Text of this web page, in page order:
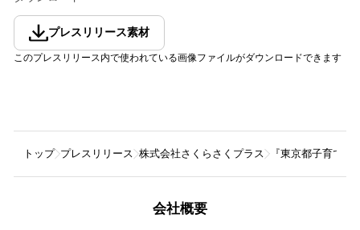
プレスリリース素材
このプレスリリース内で使われている画像ファイルがダウンロードできます
トップ プレスリリース 株式会社さくらさくプラス 『東京都子育て
会社概要